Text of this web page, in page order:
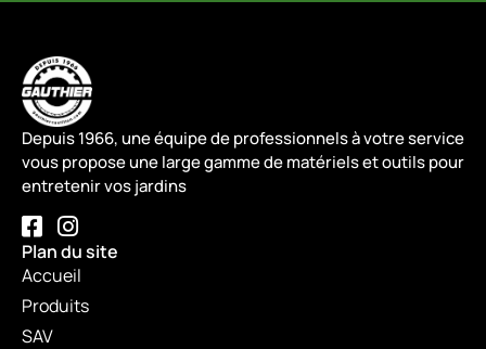
Depuis 1966, une équipe de professionnels à votre service
vous propose une large gamme de matériels et outils pour
entretenir vos jardins
Plan du site
Accueil
Produits
SAV